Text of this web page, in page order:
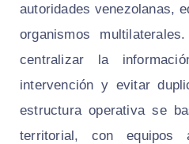
autoridades venezolanas,
organismos
centralizar la
intervención y evitar
estructura operativa se
territorial, con equipos